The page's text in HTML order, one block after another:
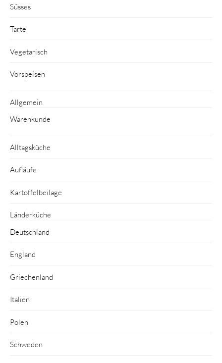
Süsses
Tarte
Vegetarisch
Vorspeisen
Allgemein
Warenkunde
Alltagsküche
Aufläufe
Kartoffelbeilage
Länderküche
Deutschland
England
Griechenland
Italien
Polen
Schweden